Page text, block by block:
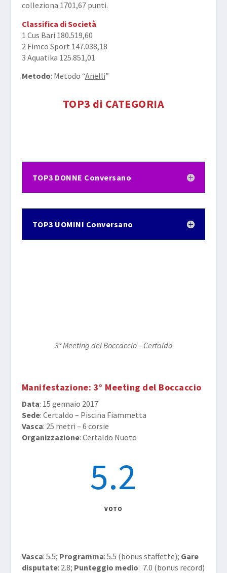
colleziona 1701,67 punti.
Classifica di Società
1 Cus Bari 180.519,60
2 Fimco Sport 147.038,18
3 Aquatika 125.851,01
Metodo: Metodo “Anelli”
TOP3 di CATEGORIA
TOP3 DONNE Conversano
TOP3 UOMINI Conversano
3° Meeting del Boccaccio – Certaldo
Manifestazione: 3° Meeting del Boccaccio
Data: 15 gennaio 2017
Sede: Certaldo – Piscina Fiammetta
Vasca: 25 metri – 6 corsie
Organizzazione: Certaldo Nuoto
5.2
VOTO
Vasca: 5.5; Programma: 5.5 (bonus staffette); Gare
disputate: 2.8; Punteggio medio: 7.0 (bonus record)